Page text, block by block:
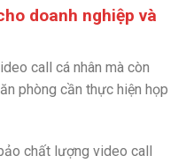
doanh nghiệp và
call cá nhân mà còn
phòng cần thực hiện họp
chất lượng video call